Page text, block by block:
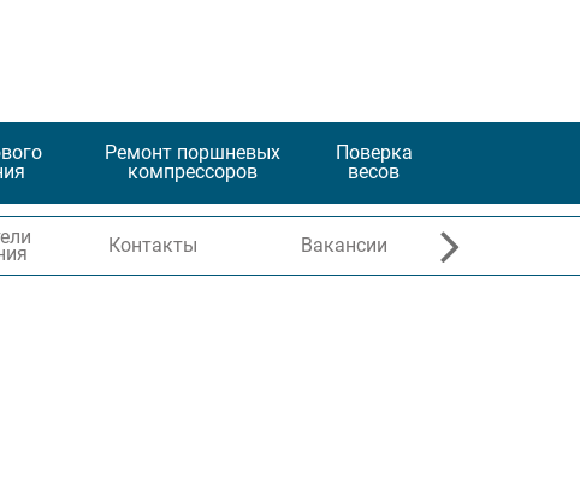
Ремонт поршневых
компрессоров
Поверка
весов
Контакты Вакансии